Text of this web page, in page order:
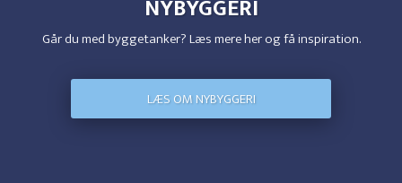
NYBYGGERI
Går du med byggetanker? Læs mere her og få inspiration.
LÆS OM NYBYGGERI